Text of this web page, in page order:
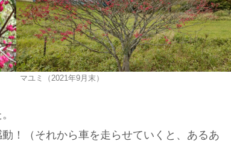
マユミ（2021年9月末）
動！（それから車を走らせていくと、あるあ